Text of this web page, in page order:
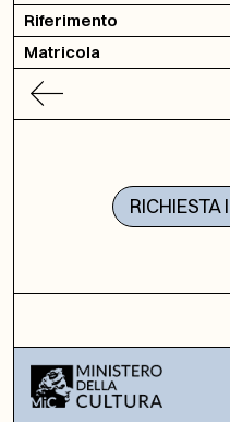
Riferimento
Matricola